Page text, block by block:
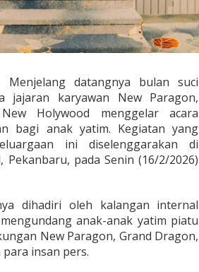
Menjelang datangnya bulan suci
jajaran karyawan New Paragon,
Holywood menggelar acara
bagi anak yatim. Kegiatan yang
ini diselenggarakan di
pada Senin (16/2/2026)
dihadiri oleh kalangan internal
anak-anak yatim piatu
New Paragon, Grand Dragon,
insan pers.